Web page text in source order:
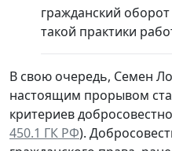
гражданский
такой практики
В свою очередь, Семен
настоящим прорывом
критериев
450.1 ГК РФ).